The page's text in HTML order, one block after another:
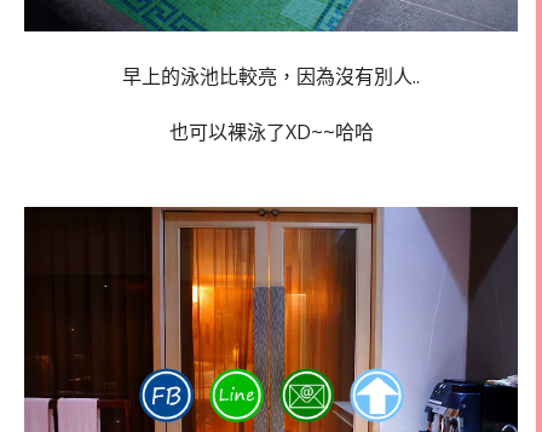
早上的泳池比較亮，因為沒有別人..
也可以裸泳了XD~~哈哈